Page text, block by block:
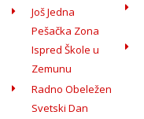
Još Jedna
Pešačka Zona
Ispred Škole u
Zemunu
Radno Obeležen
Svetski Dan